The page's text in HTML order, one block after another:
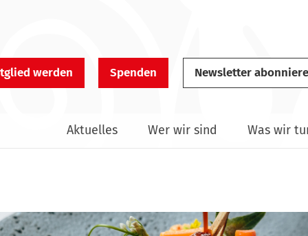
werden Spenden Newsletter
Aktuelles Wer wir sind Was wir